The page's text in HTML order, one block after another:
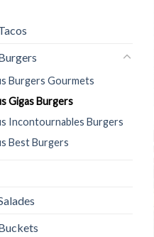
Burgers Gourmets
Gigas Burgers
Incontournables Burgers
Best Burgers